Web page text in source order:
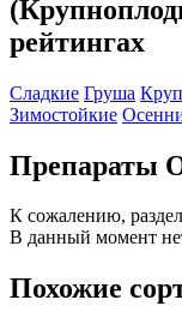
рейтингах
Сладкие Груша
Зимостойкие
Препараты
К сожалению,
В данный момент
Похожие